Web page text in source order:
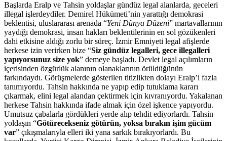
Başlarda Eralp ve Tahsin yoldaşlar gündüz legal alanlarda, geceleri
illegal işlerdeydiler. Demirel Hükümeti’nin yarattığı demokrasi
beklentisi, uluslararası arenada “Yeni Dünya Düzeni” martavallarının
yaydığı demokrasi, insan hakları beklentilerinin en sol gözükenleri
dahi etkisine aldığı zorlu bir süreç. İzmir Emniyeti legal afişlerde
herkese izin verirken bize “Siz gündüz legalleri, gece illegalleri
yapıyorsunuz size yok” demeye başladı. Devlet legal açılımların
içerisinden özgürlük alanının olanaklarının örüldüğünün
farkındaydı. Görüşmelerde gösterilen titizlikten dolayı Eralp’i fazla
tanımıyordu. Tahsin hakkında ne yapıp edip tutuklama kararı
çıkarmak, elini legal alandan çektirmek için kıvranıyordu. Yakalanan
herkese Tahsin hakkında ifade almak için özel işkence yapıyordu.
Umutsuz çabalarla gördükleri yerde alıp tehdit ediyorlardı. Tahsin
yoldaşın “Götürecekseniz götürün, yoksa bırakın işim gücüm
var” çıkışmalarıyla elleri iki yana sarkık bırakıyorlardı. Bu